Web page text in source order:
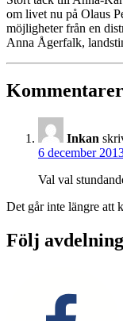
om livet nu på Olaus
möjligheter från en
Anna Ågerfalk,
Kommentarer
Inkan
6 december
Val val
Det går inte längre att
Följ